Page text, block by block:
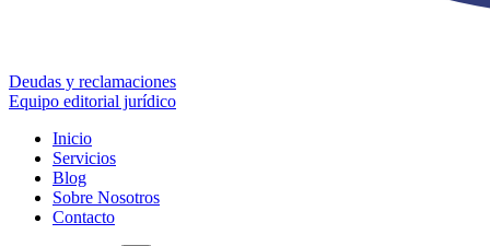
Deudas y reclamaciones
Equipo editorial jurídico
Inicio
Servicios
Blog
Sobre Nosotros
Contacto